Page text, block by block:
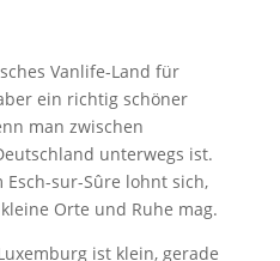
Vanlife-Land für
ein richtig schöner
man zwischen
unterwegs ist.
Esch-sur-Sûre lohnt sich,
Orte und Ruhe mag.
ist klein, gerade